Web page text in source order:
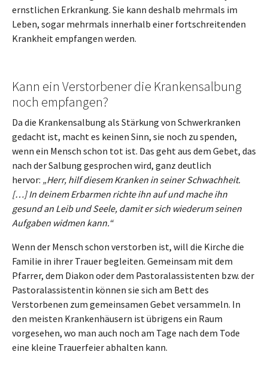
ernstlichen Erkrankung. Sie kann deshalb mehrmals im
Leben, sogar mehrmals innerhalb einer fortschreitenden
Krankheit empfangen werden.
Kann ein Verstorbener die Krankensalbung
noch empfangen?
Da die Krankensalbung als Stärkung von Schwerkranken
gedacht ist, macht es keinen Sinn, sie noch zu spenden,
wenn ein Mensch schon tot ist. Das geht aus dem Gebet, das
nach der Salbung gesprochen wird, ganz deutlich
hervor: „Herr, hilf diesem Kranken in seiner Schwachheit.
[…] In deinem Erbarmen richte ihn auf und mache ihn
gesund an Leib und Seele, damit er sich wiederum seinen
Aufgaben widmen kann.“
Wenn der Mensch schon verstorben ist, will die Kirche die
Familie in ihrer Trauer begleiten. Gemeinsam mit dem
Pfarrer, dem Diakon oder dem Pastoralassistenten bzw. der
Pastoralassistentin können sie sich am Bett des
Verstorbenen zum gemeinsamen Gebet versammeln. In
den meisten Krankenhäusern ist übrigens ein Raum
vorgesehen, wo man auch noch am Tage nach dem Tode
eine kleine Trauerfeier abhalten kann.